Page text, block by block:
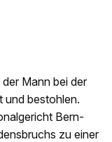
Mann bei der
und bestohlen.
Bern-
zu einer